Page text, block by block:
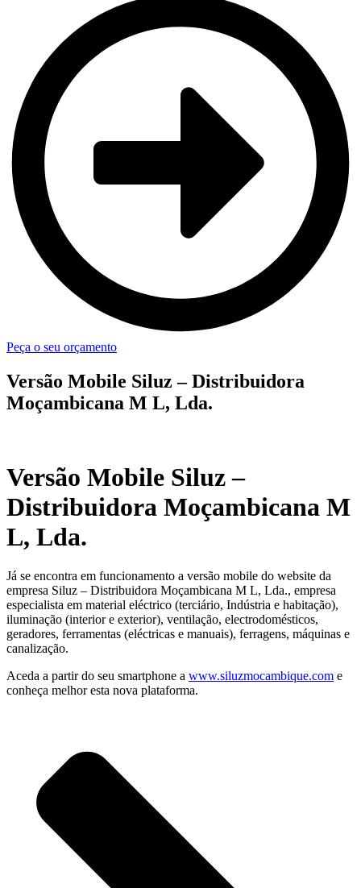
Peça o seu orçamento
Versão Mobile Siluz – Distribuidora
Moçambicana M L, Lda.
Versão Mobile Siluz –
Distribuidora Moçambicana M
L, Lda.
Já se encontra em funcionamento a versão mobile do website da
empresa Siluz – Distribuidora Moçambicana M L, Lda., empresa
especialista em material eléctrico (terciário, Indústria e habitação),
iluminação (interior e exterior), ventilação, electrodomésticos,
geradores, ferramentas (eléctricas e manuais), ferragens, máquinas e
canalização.
Aceda a partir do seu smartphone a www.siluzmocambique.com e
conheça melhor esta nova plataforma.